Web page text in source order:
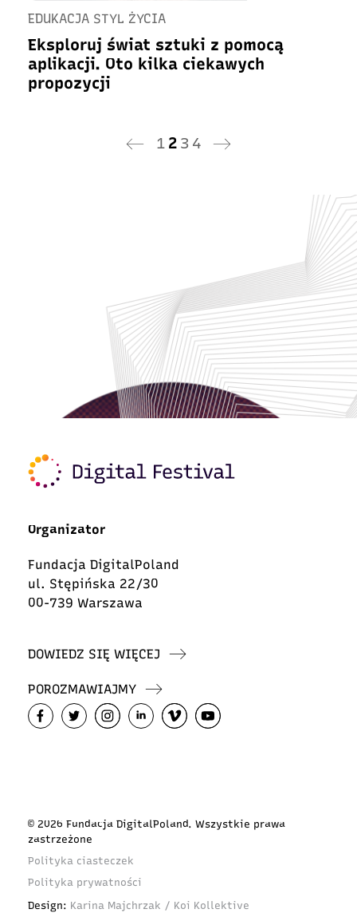
EDUKACJA STYL ŻYCIA
Eksploruj świat sztuki z pomocą
aplikacji. Oto kilka ciekawych
propozycji
1 2 3 4
Organizator
Fundacja DigitalPoland
ul. Stępińska 22/30
00-739 Warszawa
DOWIEDZ SIĘ WIĘCEJ
POROZMAWIAJMY
© 2026 Fundacja DigitalPoland. Wszystkie prawa
zastrzeżone
Polityka ciasteczek
Polityka prywatności
Design: Karina Majchrzak / Koi Kollektive